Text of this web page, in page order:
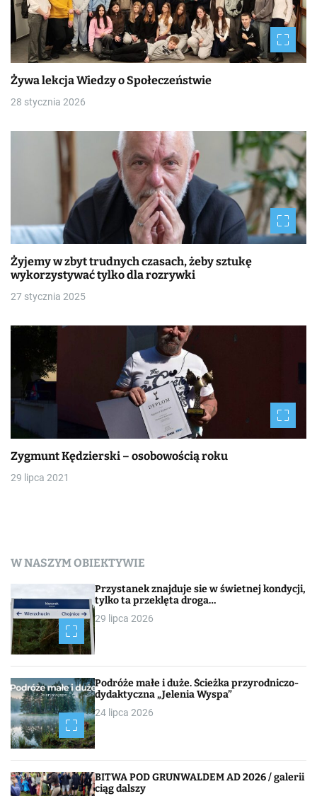
Żywa lekcja Wiedzy o Społeczeństwie
28 stycznia 2026
Żyjemy w zbyt trudnych czasach, żeby sztukę
wykorzystywać tylko dla rozrywki
27 stycznia 2025
Zygmunt Kędzierski – osobowością roku
29 lipca 2021
W NASZYM OBIEKTYWIE
Przystanek znajduje sie w świetnej kondycji,
tylko ta przeklęta droga…
29 lipca 2026
Podróże małe i duże. Ścieżka przyrodniczo-
dydaktyczna „Jelenia Wyspa”
24 lipca 2026
BITWA POD GRUNWALDEM AD 2026 / galerii
ciąg dalszy